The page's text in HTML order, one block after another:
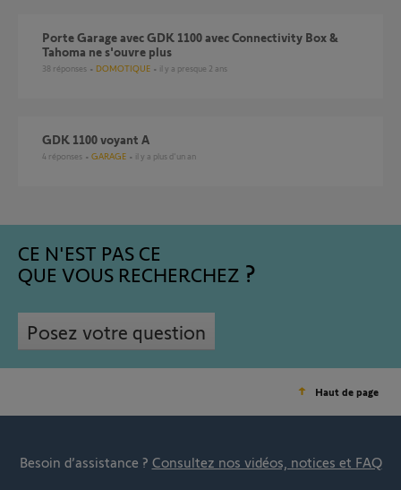
Porte Garage avec GDK 1100 avec Connectivity Box &
Tahoma ne s'ouvre plus
38 réponses DOMOTIQUE il y a presque 2 ans
GDK 1100 voyant A
4 réponses GARAGE il y a plus d'un an
CE N'EST PAS CE
QUE VOUS RECHERCHEZ
Posez votre question
Haut de page
Besoin d’assistance ? Consultez nos vidéos, notices et FAQ